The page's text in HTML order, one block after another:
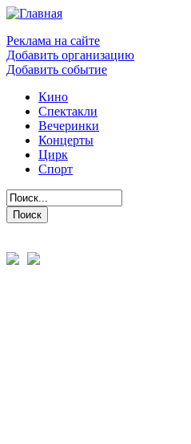
Реклама на сайте
Добавить организацию
Добавить событие
Кино
Спектакли
Вечеринки
Концерты
Цирк
Спорт